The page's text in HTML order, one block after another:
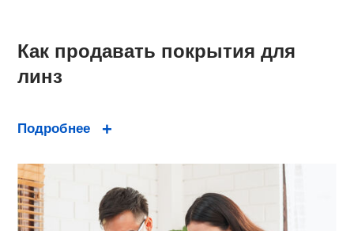
Как продавать покрытия для
линз
Подробнее